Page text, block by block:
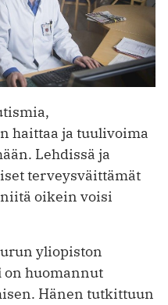
haittaa ja tuulivoima
Lehdissä ja
terveysväittämät
oikein voisi
yliopiston
on huomannut
Hänen tutkittuun